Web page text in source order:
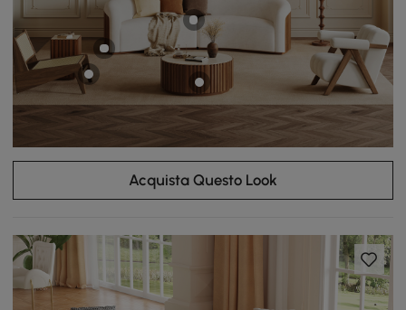
Acquista Questo Look